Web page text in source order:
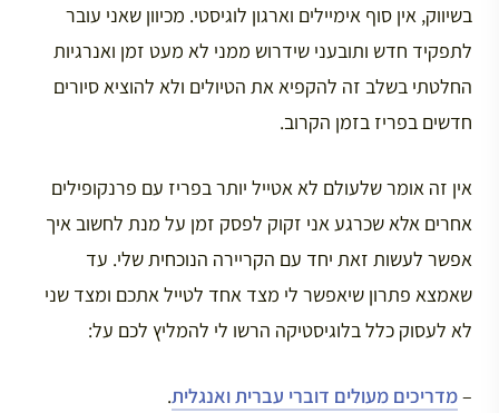
בשיווק, אין סוף אימיילים וארגון לוגיסטי. מכיוון שאני עובר
לתפקיד חדש ותובעני שידרוש ממני לא מעט זמן ואנרגיות
החלטתי בשלב זה להקפיא את הטיולים ולא להוציא סיורים
חדשים בפריז בזמן הקרוב.
אין זה אומר שלעולם לא אטייל יותר בפריז עם פרנקופילים
אחרים אלא שכרגע אני זקוק לפסק זמן על מנת לחשוב איך
אפשר לעשות זאת יחד עם הקריירה הנוכחית שלי. עד
שאמצא פתרון שיאפשר לי מצד אחד לטייל אתכם ומצד שני
לא לעסוק כלל בלוגיסטיקה הרשו לי להמליץ לכם על:
–מדריכים מעולים דוברי עברית ואנגלית.